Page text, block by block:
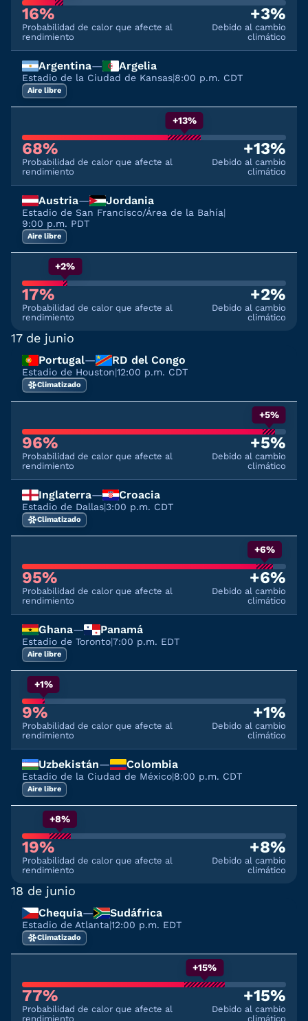
16%
Probabilidad de calor que afecte al
rendimiento
+3%
Debido al cambio
climático
Argentina— Argelia
Estadio de la Ciudad de Kansas|8:00 p.m. CDT
Aire libre
+13%
68%
Probabilidad de calor que afecte al
rendimiento
+13%
Debido al cambio
climático
Austria— Jordania
Estadio de San Francisco/Área de la Bahía|
9:00 p.m. PDT
Aire libre
+2%
17%
Probabilidad de calor que afecte al
rendimiento
+2%
Debido al cambio
climático
17 de junio
Portugal— RD del Congo
Estadio de Houston|12:00 p.m. CDT
Climatizado
+5%
96%
Probabilidad de calor que afecte al
rendimiento
+5%
Debido al cambio
climático
Inglaterra— Croacia
Estadio de Dallas|3:00 p.m. CDT
Climatizado
+6%
95%
Probabilidad de calor que afecte al
rendimiento
+6%
Debido al cambio
climático
Ghana— Panamá
Estadio de Toronto|7:00 p.m. EDT
Aire libre
+1%
9%
Probabilidad de calor que afecte al
rendimiento
+1%
Debido al cambio
climático
Uzbekistán— Colombia
Estadio de la Ciudad de México|8:00 p.m. CDT
Aire libre
+8%
19%
Probabilidad de calor que afecte al
rendimiento
+8%
Debido al cambio
climático
18 de junio
Chequia— Sudáfrica
Estadio de Atlanta|12:00 p.m. EDT
Climatizado
+15%
77%
Probabilidad de calor que afecte al
rendimiento
+15%
Debido al cambio
climático